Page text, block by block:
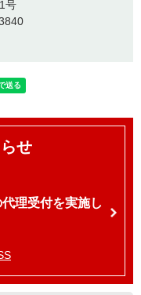
号
せ
理受付を実施し